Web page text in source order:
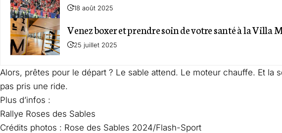
18 août 2025
Venez boxer et prendre soin de votre santé à la Villa
25 juillet 2025
Alors, prêtes pour le départ ? Le sable attend. Le moteur chauffe. Et la
pas pris une ride.
Plus d’infos :
Rallye Roses des Sables
Crédits photos : Rose des Sables 2024/Flash-Sport